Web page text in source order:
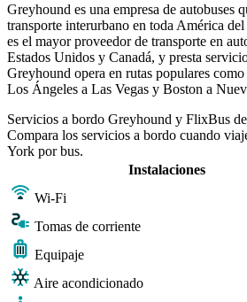
Greyhound es una empresa de autobuses
transporte interurbano en toda América
es el mayor proveedor de transporte en
Estados Unidos y Canadá, y presta
Greyhound opera en rutas populares
Los Ángeles a Las Vegas y Boston a
Servicios a bordo Greyhound y FlixBus
Compara los servicios a bordo cuando
York por bus.
Instalaciones
Wi-Fi
Tomas de corriente
Equipaje
Aire acondicionado